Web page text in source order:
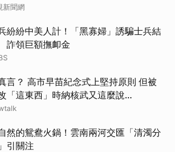
新聞網
紛紛中美人計！「黑寡婦」誘騙士兵結
領巨額撫卹金
言？ 高市早苗紀念式上堅持原則 但被
「這東西」時納核武又這麼說...
然的鴛鴦火鍋！雲南兩河交匯「清濁分
引關注